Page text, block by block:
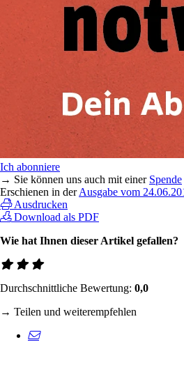
Ich abonniere
→ Sie können uns auch mit einer Spende
Erschienen in derAusgabe vom
Ausdrucken
Download als PDF
Wie hat Ihnen dieser Artikel gefallen?
Durchschnittliche Bewertung: 0,0
→ Teilen und weiterempfehlen